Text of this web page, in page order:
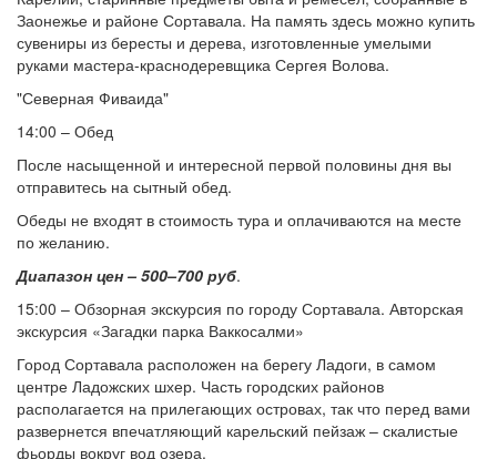
Заонежье и районе Сортавала. На память здесь можно купить
сувениры из бересты и дерева, изготовленные умелыми
руками мастера-краснодеревщика Сергея Волова.
"Северная Фиваида"
14:00 – Обед
После насыщенной и интересной первой половины дня вы
отправитесь на сытный обед.
Обеды не входят в стоимость тура и оплачиваются на месте
по желанию.
Диапазон цен – 500–700 руб.
15:00 – Обзорная экскурсия по городу Сортавала. Авторская
экскурсия «Загадки парка Ваккосалми»
Город Сортавала расположен на берегу Ладоги, в самом
центре Ладожских шхер. Часть городских районов
располагается на прилегающих островах, так что перед вами
развернется впечатляющий карельский пейзаж – скалистые
фьорды вокруг вод озера.